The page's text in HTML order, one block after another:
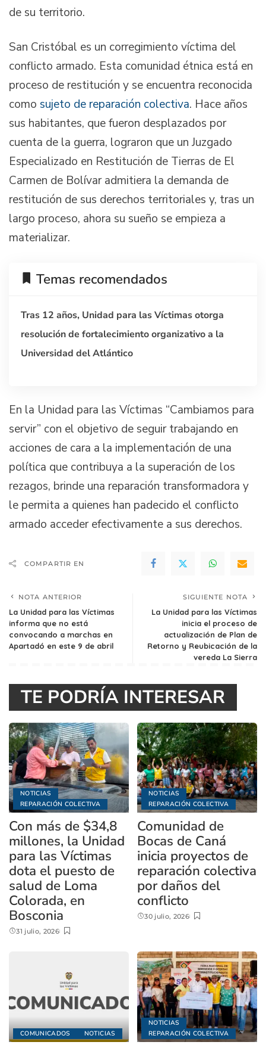
de su territorio.
San Cristóbal es un corregimiento víctima del
conflicto armado. Esta comunidad étnica está en
proceso de restitución y se encuentra reconocida
como sujeto de reparación colectiva. Hace años
sus habitantes, que fueron desplazados por
cuenta de la guerra, lograron que un Juzgado
Especializado en Restitución de Tierras de El
Carmen de Bolívar admitiera la demanda de
restitución de sus derechos territoriales y, tras un
largo proceso, ahora su sueño se empieza a
materializar.
Temas recomendados
Tras 12 años, Unidad para las Víctimas otorga
resolución de fortalecimiento organizativo a la
Universidad del Atlántico
En la Unidad para las Víctimas “Cambiamos para
servir” con el objetivo de seguir trabajando en
acciones de cara a la implementación de una
política que contribuya a la superación de los
rezagos, brinde una reparación transformadora y
le permita a quienes han padecido el conflicto
armado acceder efectivamente a sus derechos.
COMPARTIR EN
NOTA ANTERIOR
La Unidad para las Víctimas
informa que no está
convocando a marchas en
Apartadó en este 9 de abril
SIGUIENTE NOTA
La Unidad para las Víctimas
inicia el proceso de
actualización de Plan de
Retorno y Reubicación de la
vereda La Sierra
TE PODRÍA INTERESAR
NOTICIAS
REPARACIÓN COLECTIVA
Con más de $34,8
millones, la Unidad
para las Víctimas
dota el puesto de
salud de Loma
Colorada, en
Bosconia
31 julio, 2026
NOTICIAS
REPARACIÓN COLECTIVA
Comunidad de
Bocas de Caná
inicia proyectos de
reparación colectiva
por daños del
conflicto
30 julio, 2026
COMUNICADOS NOTICIAS
NOTICIAS
REPARACIÓN COLECTIVA